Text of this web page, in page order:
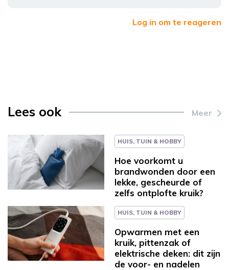
Log in om te reageren
Lees ook Meer
HUIS, TUIN & HOBBY
Hoe voorkomt u
brandwonden door een
lekke, gescheurde of
zelfs ontplofte kruik?
HUIS, TUIN & HOBBY
Opwarmen met een
kruik, pittenzak of
elektrische deken: dit zijn
de voor- en nadelen